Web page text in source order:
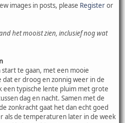
images in posts, please Registeror
het mooist zien, inclusief nog wat
te gaan, met een mooie
dat er droog en zonnig weer in de
een typische lente pluim met grote
dag en nacht. Samen met de
zonkracht gaat het dan echt goed
als de temperaturen later in de week